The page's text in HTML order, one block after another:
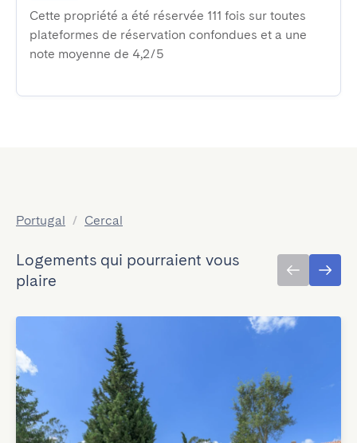
Cette propriété a été réservée 111 fois sur toutes
plateformes de réservation confondues et a une
note moyenne de 4,2/5
Portugal / Cercal
Logements qui pourraient vous
plaire